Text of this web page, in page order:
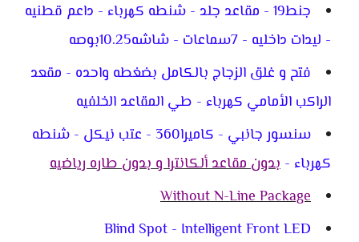
جنط19 - مقاعد جلد - شنطه كهرباء - داعم قطنيه
- ليدات داخليه - 7سماعات - شاشه10.25بوصه
فتح و غلق الزجاج بالكامل بضغطه واحده - مقعد
الراكب الأمامي كهرباء - طي المقاعد الخلفيه
سنسور جانبي - كاميرا360 - عتب نيكل - شنطه
كهرباء - بدون مقاعد ألكانترا و بدون طاره رياضيه
Without N-Line Package
Blind Spot - Intelligent Front LED